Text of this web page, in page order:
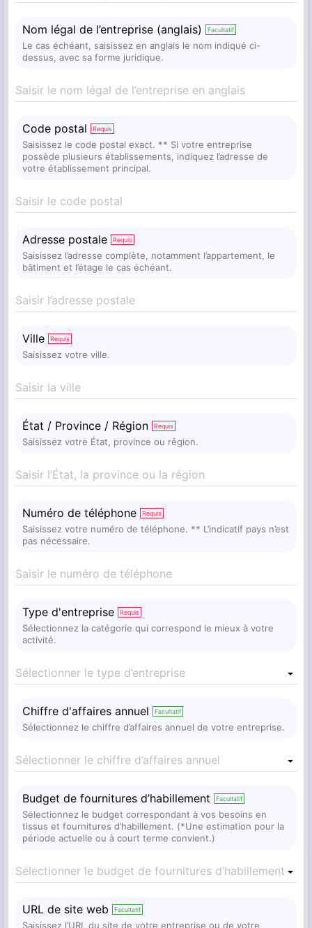
Nom légal de l’entreprise (anglais) Facultatif
Le cas échéant, saisissez en anglais le nom indiqué ci-
dessus, avec sa forme juridique.
Saisir le nom légal de l’entreprise en anglais
Code postal Requis
Saisissez le code postal exact. ** Si votre entreprise
possède plusieurs établissements, indiquez l’adresse de
votre établissement principal.
Saisir le code postal
Adresse postale Requis
Saisissez l’adresse complète, notamment l’appartement, le
bâtiment et l’étage le cas échéant.
Saisir l’adresse postale
Ville Requis
Saisissez votre ville.
Saisir la ville
État / Province / Région Requis
Saisissez votre État, province ou région.
Saisir l’État, la province ou la région
Numéro de téléphone Requis
Saisissez votre numéro de téléphone. ** L’indicatif pays n’est
pas nécessaire.
Saisir le numéro de téléphone
Type d'entreprise Requis
Sélectionnez la catégorie qui correspond le mieux à votre
activité.
Sélectionner le type d’entreprise
Chiffre d'affaires annuel Facultatif
Sélectionnez le chiffre d’affaires annuel de votre entreprise.
Sélectionner le chiffre d’affaires annuel
Budget de fournitures d’habillement Facultatif
Sélectionnez le budget correspondant à vos besoins en
tissus et fournitures d’habillement. (*Une estimation pour la
période actuelle ou à court terme convient.)
Sélectionner le budget de fournitures d’habillement
URL de site web Facultatif
Saisissez l’URL du site de votre entreprise ou de votre